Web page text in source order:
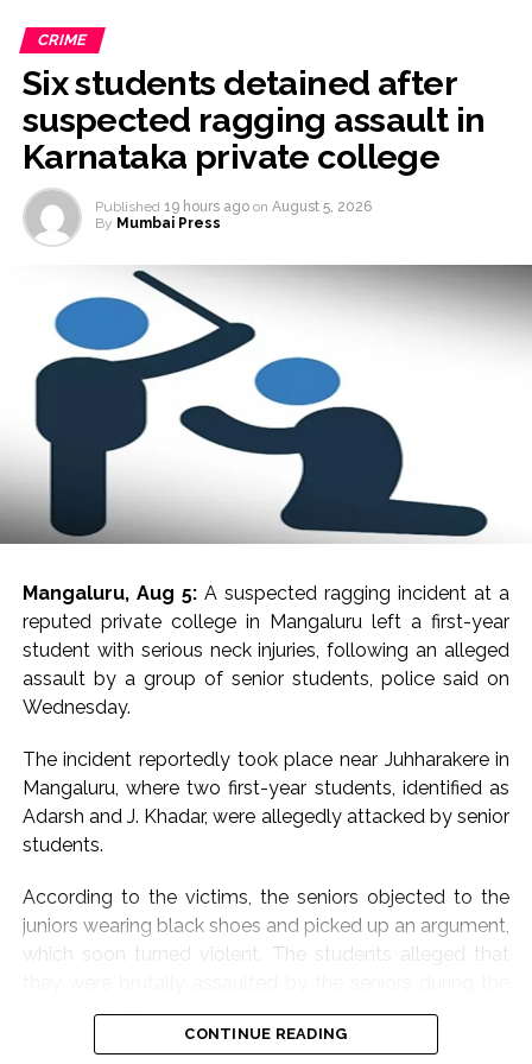
CRIME
Six students detained after
suspected ragging assault in
Karnataka private college
Published 19 hours ago on August 5, 2026
By Mumbai Press
Mangaluru, Aug 5:A suspected ragging incident at a
reputed private college in Mangaluru left a first-year
student with serious neck injuries, following an alleged
assault by a group of senior students, police said on
Wednesday.
The incident reportedly took place near Juhharakere in
Mangaluru, where two first-year students, identified as
Adarsh and J. Khadar, were allegedly attacked by senior
students.
According to the victims, the seniors objected to the
juniors wearing black shoes and picked up an argument,
which soon turned violent. The students alleged that
confrontation.
CONTINUE READING